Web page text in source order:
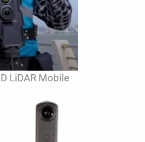
LiDAR Mobile